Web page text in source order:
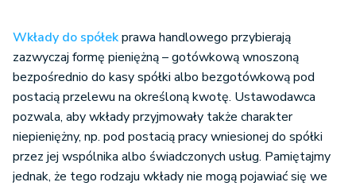
Wkłady do spółekprawa handlowego przybierają
zazwyczaj formę pieniężną – gotówkową wnoszoną
bezpośrednio do kasy spółki albo bezgotówkową pod
postacią przelewu na określoną kwotę. Ustawodawca
pozwala, aby wkłady przyjmowały także charakter
niepieniężny, np. pod postacią pracy wniesionej do spółki
przez jej wspólnika albo świadczonych usług. Pamiętajmy
jednak, że tego rodzaju wkłady nie mogą pojawiać się we